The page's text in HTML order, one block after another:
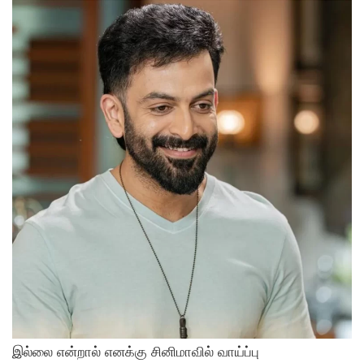
இல்லை என்றால் எனக்கு சினிமாவில் வாய்ப்பு